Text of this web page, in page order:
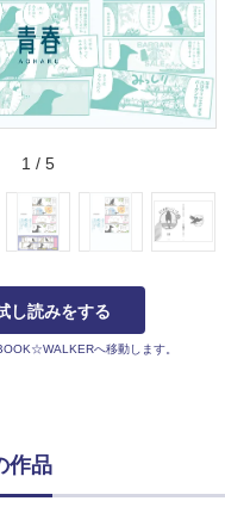
1 / 5
し読みをする
へ移動します。
作品